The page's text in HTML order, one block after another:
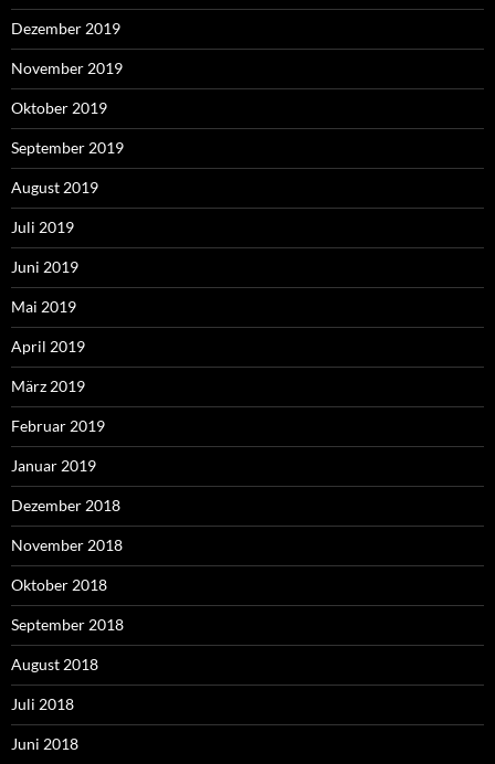
Dezember 2019
November 2019
Oktober 2019
September 2019
August 2019
Juli 2019
Juni 2019
Mai 2019
April 2019
März 2019
Februar 2019
Januar 2019
Dezember 2018
November 2018
Oktober 2018
September 2018
August 2018
Juli 2018
Juni 2018